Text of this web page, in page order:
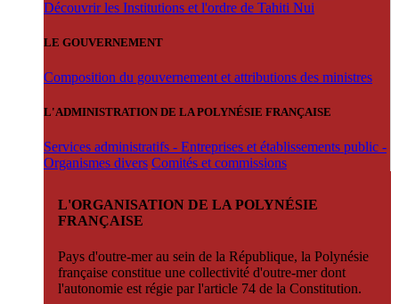
Découvrir les Institutions et l'ordre de Tahiti Nui
LE GOUVERNEMENT
Composition du gouvernement et attributions des ministres
L'ADMINISTRATION DE LA POLYNÉSIE FRANÇAISE
Services administratifs - Entreprises et établissements public -
Organismes divers Comités et commissions
L'ORGANISATION DE LA POLYNÉSIE
FRANÇAISE
Pays d'outre-mer au sein de la République, la Polynésie
française constitue une collectivité d'outre-mer dont
l'autonomie est régie par l'article 74 de la Constitution.